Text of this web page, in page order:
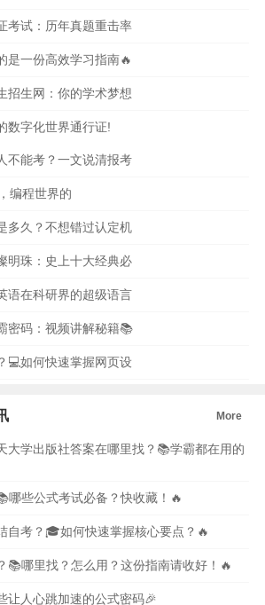
考试：历年真题重击率
是一份高效学习指南🔥
招生网：你的学术梦想
数字化世界通行证!
不能考？一文说清报考
编程世界的
多久？不想错过认定机
明珠：史上十大经典必
语在科研界的超级语言
密码：视频讲解秘籍📚
💻如何快速掌握网页设
More
大学出版社答案在哪里找？📚学霸都在用的
哪些公式考试必备？快收藏！🔥
自考？🎓如何快速掌握核心要点？🔥
📚哪里找？怎么用？这份指南请收好！🔥
让人心跳加速的公式密码🎉